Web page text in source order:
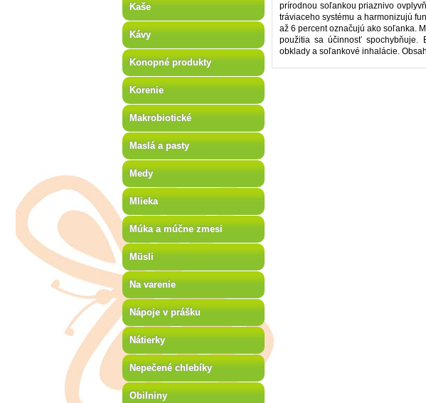
prírodnou soľankou priaznivo
tráviaceho systému a harmonizujú
až 6 percent označujú ako soľanka.
použitia sa účinnosť spochybňuje.
obklady a soľankové inhalácie.
Kaše
Kávy
Konopné produkty
Korenie
Makrobiotické
Maslá a pasty
Medy
Mlieka
Múka a múčne zmesi
Müsli
Na varenie
Nápoje v prášku
Nátierky
Nepečené chlebíky
Obilniny